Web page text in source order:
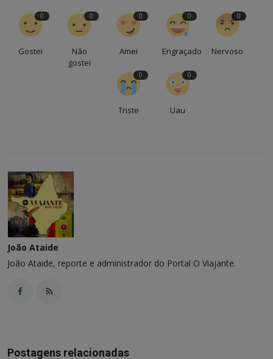
0
Gostei
0
Não
gostei
0
Amei
0
Engraçado
0
Nervoso
0
Triste
0
Uau
João Ataide
João Ataide, reporte e administrador do Portal O Viajante.
Postagens relacionadas